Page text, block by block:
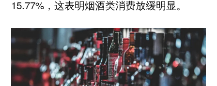
15.77%，这表明烟酒类消费放缓明显。